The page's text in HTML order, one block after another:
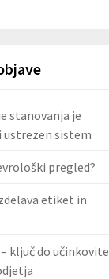
stanovanja je
sistem
pregled?
etiket in
ključ do učinkovite